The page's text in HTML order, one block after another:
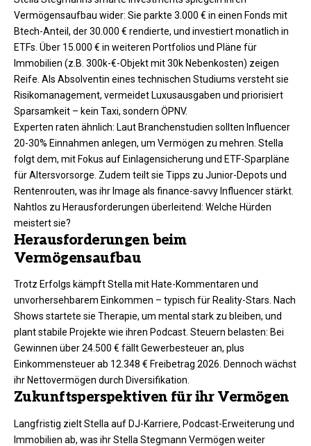
Vermögensaufbau wider: Sie parkte 3.000 € in einen Fonds mit
Btech-Anteil, der 30.000 € rendierte, und investiert monatlich in
ETFs. Über 15.000 € in weiteren Portfolios und Pläne für
Immobilien (z.B. 300k-€-Objekt mit 30k Nebenkosten) zeigen
Reife. Als Absolventin eines technischen Studiums versteht sie
Risikomanagement, vermeidet Luxusausgaben und priorisiert
Sparsamkeit – kein Taxi, sondern ÖPNV.​​
Experten raten ähnlich: Laut Branchenstudien sollten Influencer
20-30% Einnahmen anlegen, um Vermögen zu mehren. Stella
folgt dem, mit Fokus auf Einlagensicherung und ETF-Sparpläne
für Altersvorsorge. Zudem teilt sie Tipps zu Junior-Depots und
Rentenrouten, was ihr Image als finance-savvy Influencer stärkt.
Nahtlos zu Herausforderungen überleitend: Welche Hürden
meistert sie?​
Herausforderungen beim
Vermögensaufbau
Trotz Erfolgs kämpft Stella mit Hate-Kommentaren und
unvorhersehbarem Einkommen – typisch für Reality-Stars. Nach
Shows startete sie Therapie, um mental stark zu bleiben, und
plant stabile Projekte wie ihren Podcast. Steuern belasten: Bei
Gewinnen über 24.500 € fällt Gewerbesteuer an, plus
Einkommensteuer ab 12.348 € Freibetrag 2026. Dennoch wächst
ihr Nettovermögen durch Diversifikation.​
Zukunftsperspektiven für ihr Vermögen
Langfristig zielt Stella auf DJ-Karriere, Podcast-Erweiterung und
Immobilien ab, was ihr Stella Stegmann Vermögen weiter